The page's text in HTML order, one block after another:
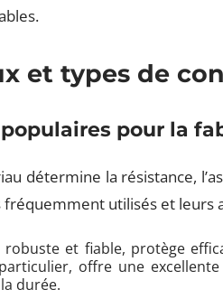
et types de
pour la
détermine la résistance,
fréquemment utilisés et leurs
robuste et fiable, protège
offre une
durée.